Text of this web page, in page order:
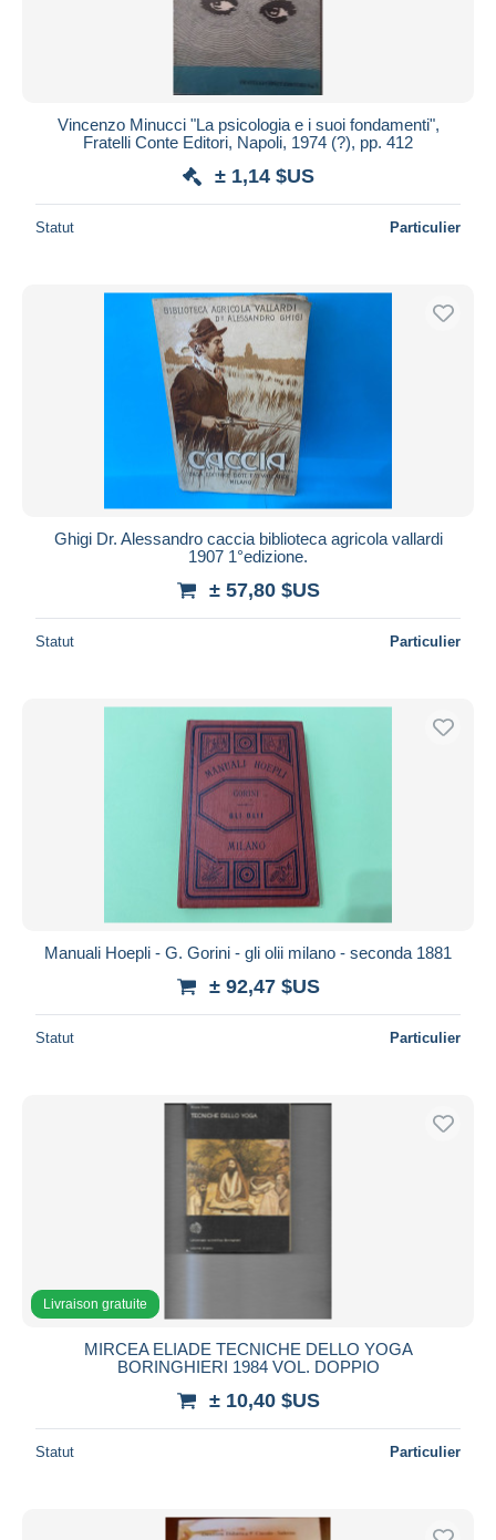
Vincenzo Minucci "La psicologia e i suoi fondamenti",
Fratelli Conte Editori, Napoli, 1974 (?), pp. 412
± 1,14 $US
Statut Particulier
Ghigi Dr. Alessandro caccia biblioteca agricola vallardi
1907 1°edizione.
± 57,80 $US
Statut Particulier
Manuali Hoepli - G. Gorini - gli olii milano - seconda 1881
± 92,47 $US
Statut Particulier
Livraison gratuite
MIRCEA ELIADE TECNICHE DELLO YOGA
BORINGHIERI 1984 VOL. DOPPIO
± 10,40 $US
Statut Particulier